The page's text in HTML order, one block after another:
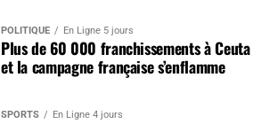
POLITIQUE En Ligne 5 jours
Plus de 60 000 franchissements à Ceuta
et la campagne française s’enflamme
SPORTS En Ligne 4 jours